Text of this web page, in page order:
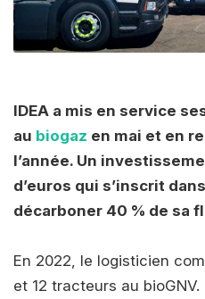
IDEA a mis en service
au biogaz en mai et en
l’année. Un
d’euros qui s’inscrit
décarboner 40 % de sa
En 2022, le logisticien
et 12 tracteurs au